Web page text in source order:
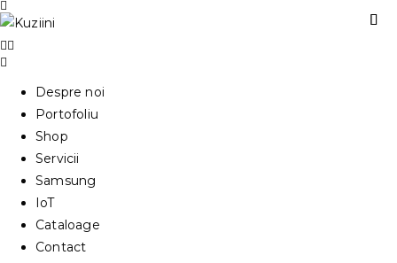
Despre noi
Portofoliu
Shop
Servicii
Samsung
IoT
Cataloage
Contact